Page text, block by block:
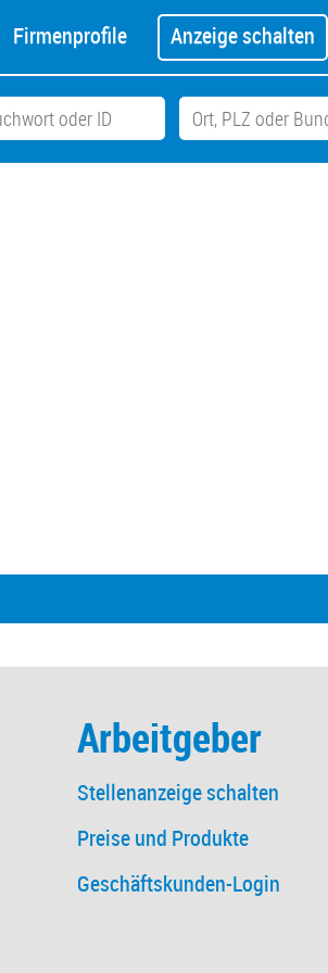
Firmenprofile Anzeige schalten
Arbeitgeber
Stellenanzeige schalten
Preise und Produkte
Geschäftskunden-Login